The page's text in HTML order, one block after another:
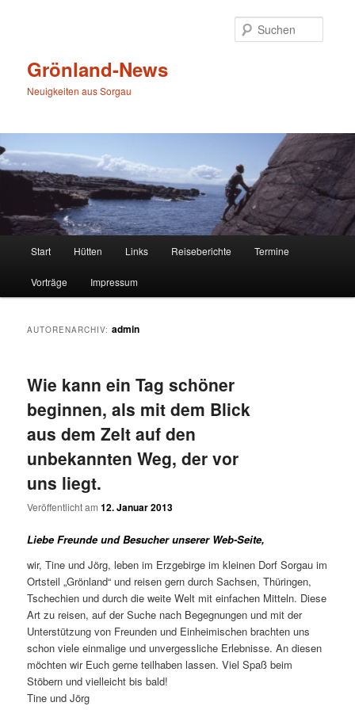
Grönland-News
Neuigkeiten aus Sorgau
Start Hütten Links Reiseberichte Termine
Vorträge Impressum
AUTORENARCHIV:admin
Wie kann ein Tag schöner
beginnen, als mit dem Blick
aus dem Zelt auf den
unbekannten Weg, der vor
uns liegt.
Veröffentlicht am12. Januar 2013
Liebe Freunde und Besucher unserer Web-Seite,
wir, Tine und Jörg, leben im Erzgebirge im kleinen Dorf Sorgau im
Ortsteil „Grönland“ und reisen gern durch Sachsen, Thüringen,
Tschechien und durch die weite Welt mit einfachen Mitteln. Diese
Art zu reisen, auf der Suche nach Begegnungen und mit der
Unterstützung von Freunden und Einheimischen brachten uns
schon viele einmalige und unvergessliche Erlebnisse. An diesen
möchten wir Euch gerne teilhaben lassen. Viel Spaß beim
Stöbern und vielleicht bis bald!
Tine und Jörg